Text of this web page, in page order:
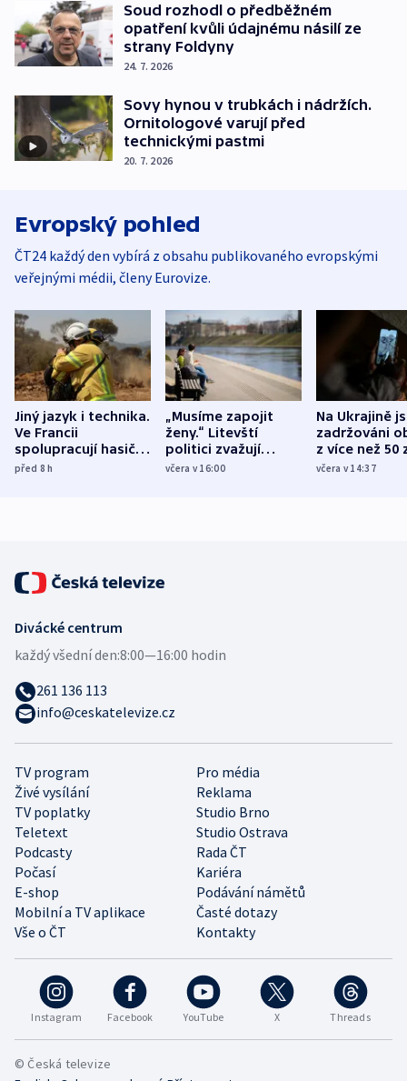
Soud rozhodl o předběžném
opatření kvůli údajnému násilí ze
strany Foldyny
24. 7. 2026
Sovy hynou v trubkách i nádržích.
Ornitologové varují před
technickými pastmi
20. 7. 2026
Evropský pohled
ČT24 každý den vybírá z obsahu publikovaného evropskými
veřejnými médii, členy Eurovize.
Jiný jazyk i technika.
Ve Francii
spolupracují hasiči z
různých zemí
před 8h
„Musíme zapojit
ženy.“ Litevští
politici zvažují
dohodu o
včera v 16:00
Na Ukrajině
zadržováni
z více než 50
Bojovali na
včera v 14:37
Instagram Facebook YouTube X Threads
TV program
Pro média
Živé vysílání
Reklama
TV poplatky
Studio Brno
Teletext
Studio Ostrava
Podcasty
Rada ČT
Počasí
Kariéra
E-shop
Podávání námětů
Mobilní a TV aplikace
Časté dotazy
Vše o ČT
Kontakty
Divácké centrum
každý všední den:8:00—16:00 hodin
261 136 113
info@ceskatelevize.cz
© Česká televize